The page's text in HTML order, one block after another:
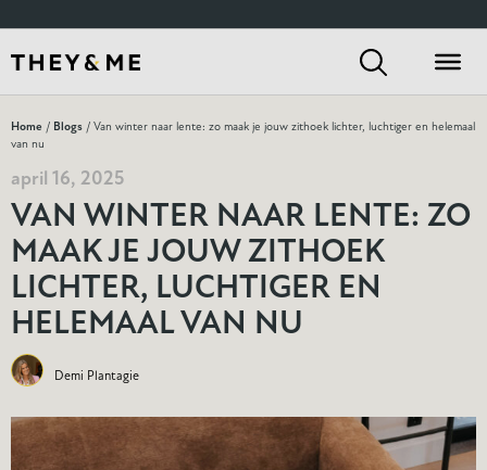
Home / Blogs / Van winter naar lente: zo maak je jouw zithoek lichter, luchtiger en helemaal
van nu
april 16, 2025
VAN WINTER NAAR LENTE: ZO
MAAK JE JOUW ZITHOEK
LICHTER, LUCHTIGER EN
HELEMAAL VAN NU
Demi Plantagie